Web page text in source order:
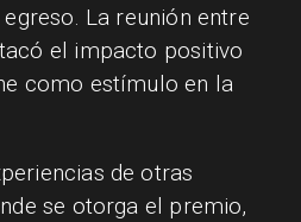
La reunión entre
el impacto positivo
como estímulo en la
de otras
se otorga el premio,